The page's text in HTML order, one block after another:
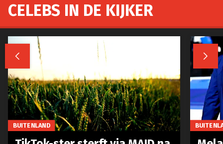
CELEBS IN DE KIJKER
 
BUITENLAND